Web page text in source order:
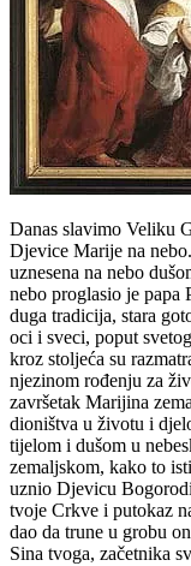
Danas slavimo Veliku
Djevice Marije na
uznesena na nebo
nebo proglasio je papa
duga tradicija, stara
oci i sveci, poput
kroz stoljeća su
njezinom rođenju za
završetak Marijina
dioništva u životu i
tijelom i dušom u
zemaljskom, kako to
uznio Djevicu
tvoje Crkve i putokaz
dao da trune u grobu
Sina tvoga, začetnika